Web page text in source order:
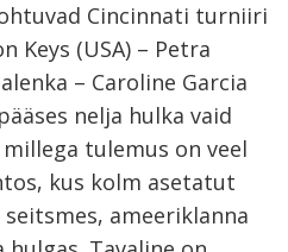
Cincinnati turniiri
Keys (USA) – Petra
– Caroline Garcia
nelja hulka vaid
tulemus on veel
kus kolm asetatut
ameeriklanna